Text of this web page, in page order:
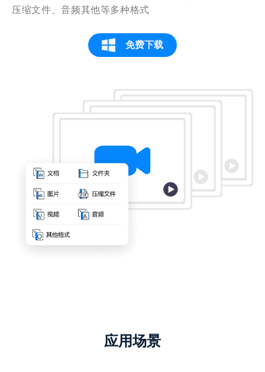
压缩文件、音频其他等多种格式
免费下载
应用场景
的。通过这个软件找回的，靠谱！
这个五星就给你了！不错的一次体验，没想
到数据恢复的还是很全面啊，刚开始真的以
为没救了，没想到会恢复得这么好。
因为数据删除造成非常大的焦虑，第一次使
用这种恢复软件，没有想象中差，都恢复回